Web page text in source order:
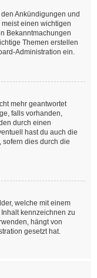
Ankündigungen und
einen wichtigen
Bekanntmachungen
Themen erstellen
Administration ein.
mehr geantwortet
falls vorhanden,
durch einen
hast du auch die
sofern dies durch die
welche mit einem
kennzeichnen zu
hängt von
gesetzt hat.